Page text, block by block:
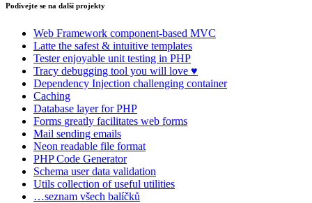
Podívejte se na další projekty
Web Framework component-based MVC
Latte the safest & intuitive templates
Testerenjoyable unit testing in PHP
Tracy debugging tool you will love ♥
Dependency Injection challenging container
Caching
Database layer for PHP
Forms greatly facilitates web forms
Mail sending emails
Neon readable file format
PHP Code Generator
Schema user data validation
Utils collection of useful utilities
…seznam všech balíčků